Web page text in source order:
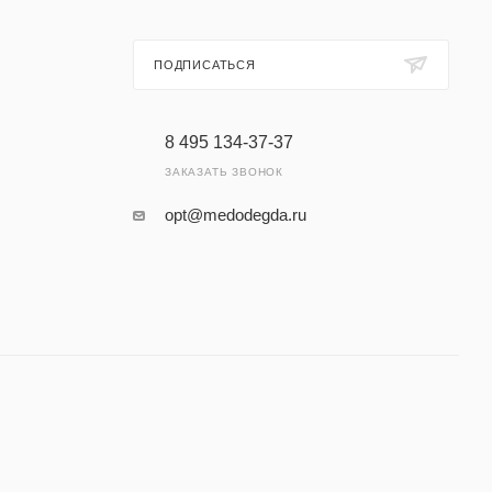
ПОДПИСАТЬСЯ
8 495 134-37-37
ЗАКАЗАТЬ ЗВОНОК
opt@medodegda.ru